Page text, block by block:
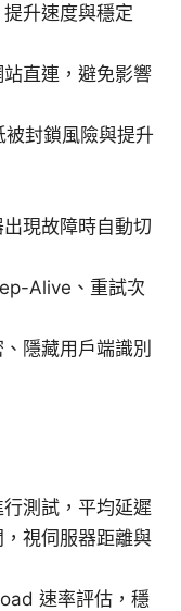
升速度與穩定
直連，避免影響
封鎖風險與提升
現故障時自動切
Alive、重試次
隱藏用戶端識別
測試，平均延遲
視伺服器距離與
速率評估，穩